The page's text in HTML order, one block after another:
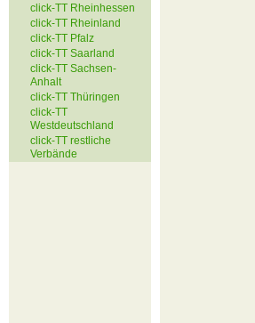
click-TT Rheinhessen
click-TT Rheinland
click-TT Pfalz
click-TT Saarland
click-TT Sachsen-
Anhalt
click-TT Thüringen
click-TT
Westdeutschland
click-TT restliche
Verbände